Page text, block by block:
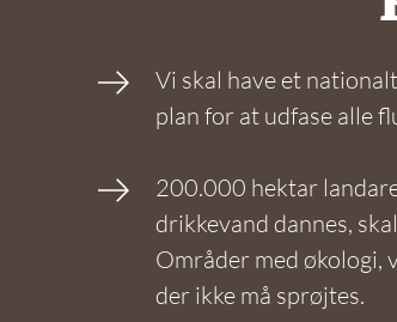
Vi skal have et
plan for at udfase alle
200.000 hektar
drikkevand dannes,
Områder med økologi,
der ikke må sprøjtes.